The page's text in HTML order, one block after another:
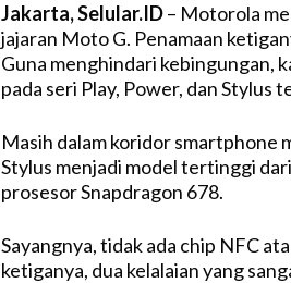
Jakarta, Selular.ID– Motorola
jajaran Moto G. Penamaan
Guna menghindari kebingungan,
pada seri Play, Power, dan Stylus
Masih dalam koridor smartphone
Stylus menjadi model tertinggi
prosesor Snapdragon 678.
Sayangnya, tidak ada chip NFC
ketiganya, dua kelalaian yang